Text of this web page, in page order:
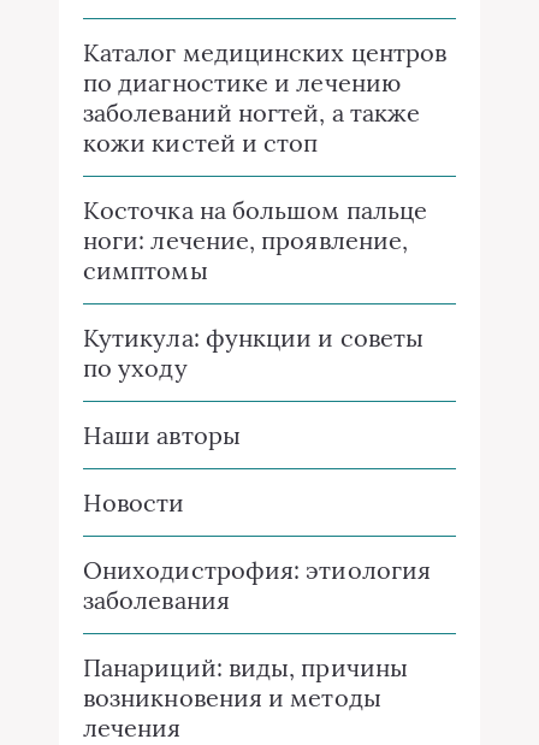
Каталог медицинских центров
по диагностике и лечению
заболеваний ногтей, а также
кожи кистей и стоп
Косточка на большом пальце
ноги: лечение, проявление,
симптомы
Кутикула: функции и советы
по уходу
Наши авторы
Новости
Ониходистрофия: этиология
заболевания
Панариций: виды, причины
возникновения и методы
лечения